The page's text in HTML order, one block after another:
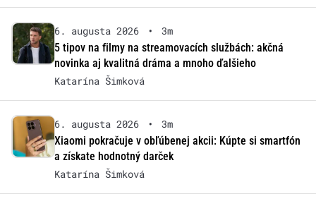
6. augusta 2026 •
3m
5 tipov na filmy na streamovacích službách: akčná
novinka aj kvalitná dráma a mnoho ďalšieho
Katarína Šimková
6. augusta 2026 •
3m
Xiaomi pokračuje v obľúbenej akcii: Kúpte si smartfón
a získate hodnotný darček
Katarína Šimková